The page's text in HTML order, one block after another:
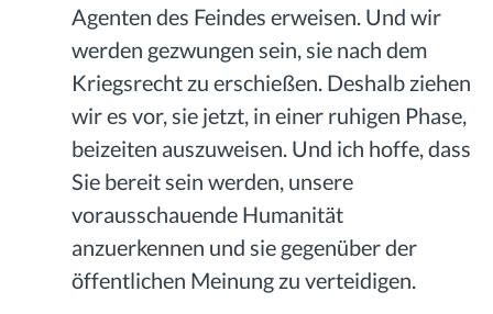
Agenten des Feindes erweisen. Und wir
werden gezwungen sein, sie nach dem
Kriegsrecht zu erschießen. Deshalb ziehen
wir es vor, sie jetzt, in einer ruhigen Phase,
beizeiten auszuweisen. Und ich hoffe, dass
Sie bereit sein werden, unsere
vorausschauende Humanität
anzuerkennen und sie gegenüber der
öffentlichen Meinung zu verteidigen.